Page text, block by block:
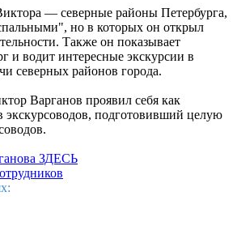
— северные районы Петербурга,
но в которых он открыл
Также он показывает
и водит интересные экскурсии в
северных районов города.
Варганов проявил себя как
экскурсоводов, подготовивший целую
ЗДЕСЬ